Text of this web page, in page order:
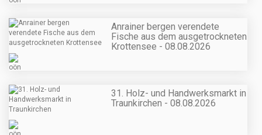
Anrainer bergen verendete
Fische aus dem ausgetrockneten
Krottensee - 08.08.2026
31. Holz- und Handwerksmarkt in
Traunkirchen - 08.08.2026